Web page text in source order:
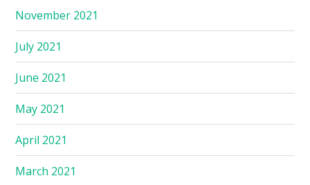
November 2021
July 2021
June 2021
May 2021
April 2021
March 2021